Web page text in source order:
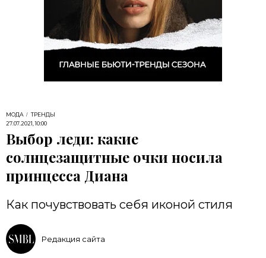
МОДА
ТРЕНДЫ
27.07.2021, 10:00
Выбор леди: какие
солнцезащитные очки носила
принцесса Диана
Как почувствовать себя иконой стиля
Редакция сайта